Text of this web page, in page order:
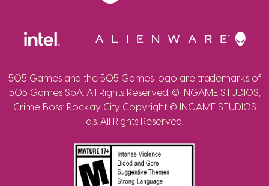
505 Games and the 505 Games logo are trademarks of
505 Games SpA. All Rights Reserved. © INGAME STUDIOS,
Crime Boss: Rockay City Copyright © INGAME STUDIOS
a.s. All Rights Reserved.